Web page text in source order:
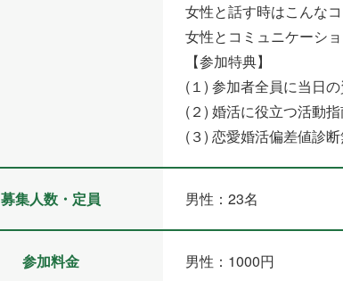
女性と話す時はこんな
女性とコミュニケーシ
【参加特典】
(１) 参加者全員に当日
(２) 婚活に役立つ活動
(３) 恋愛婚活偏差値診
募集人数・定員 男性：23名
参加料金 男性：1000円